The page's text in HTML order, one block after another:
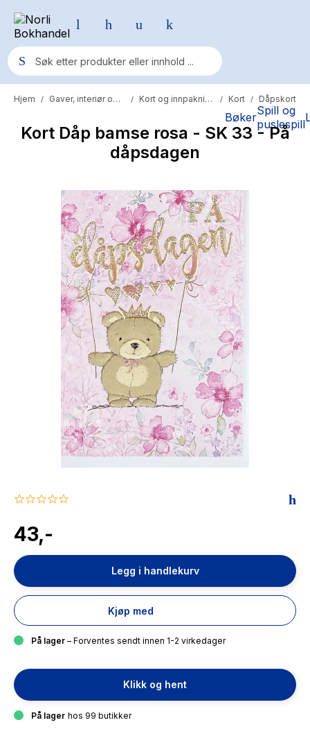
BøkerSpill og
puslespill
Populære søk
Pokemon
Yesteryear
Elizabeth Strout
Hitster
Hypopressiv trening
The Housemaid
Hjem / Gaver, interiør og reise / Kort og innpakning / Kort / Dåpskort
Kort Dåp bamse rosa - SK 33 - På
dåpsdagen
0.0
rating
43,-
Legg i handlekurv
Kjøp med
På lager – Forventes sendt innen 1-2 virkedager
Klikk og hent
På lager hos 99 butikker